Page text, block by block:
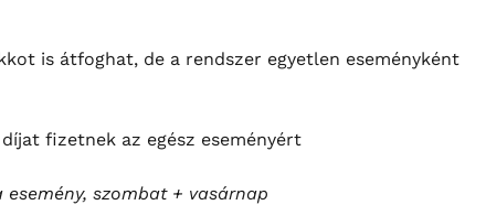
is átfoghat, de a rendszer egyetlen eseményként
fizetnek az egész eseményért
esemény, szombat + vasárnap